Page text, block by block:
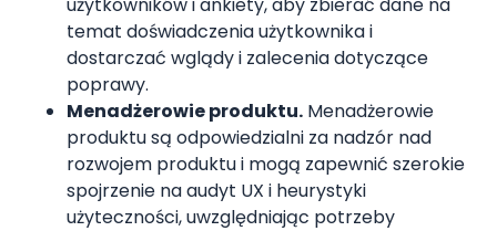
temat doświadczenia użytkownika i
dostarczać wglądy i zalecenia dotyczące
poprawy.
Menadżerowie produktu. Menadżerowie
produktu są odpowiedzialni za nadzór nad
rozwojem produktu i mogą zapewnić szerokie
spojrzenie na audyt UX i heurystyki
użyteczności, uwzględniając potrzeby